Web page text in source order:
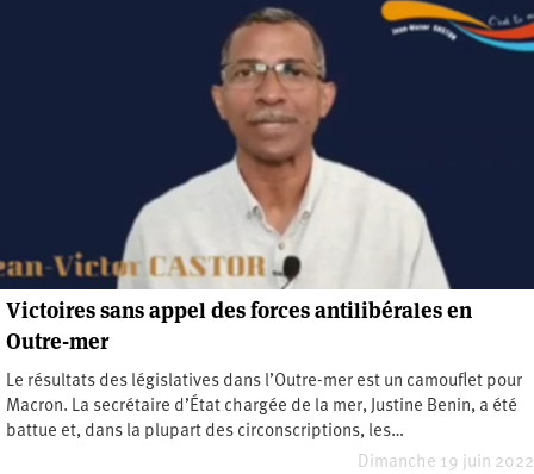
Victoires sans appel des forces antilibérales en
Outre-mer
Le résultats des législatives dans l’Outre-mer est un camouflet pour
Macron. La secrétaire d’État chargée de la mer, Justine Benin, a été
battue et, dans la plupart des circonscriptions, les…
Dimanche 19 juin 2022